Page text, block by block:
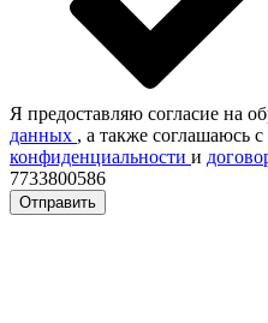
Я предоставляю согласие на
данных , а также соглашаюсь с
конфиденциальности и
7733800586
Отправить